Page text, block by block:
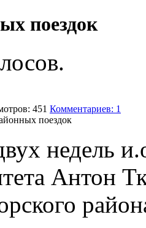
поездок
451 Комментариев: 1
поездок